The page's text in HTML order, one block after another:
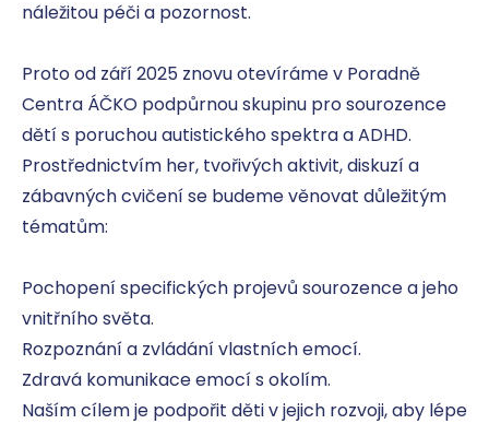
náležitou péči a pozornost.
Proto od září 2025 znovu otevíráme v Poradně
Centra ÁČKO podpůrnou skupinu pro sourozence
dětí s poruchou autistického spektra a ADHD.
Prostřednictvím her, tvořivých aktivit, diskuzí a
zábavných cvičení se budeme věnovat důležitým
tématům:
Pochopení specifických projevů sourozence a jeho
vnitřního světa.
Rozpoznání a zvládání vlastních emocí.
Zdravá komunikace emocí s okolím.
Naším cílem je podpořit děti v jejich rozvoji, aby lépe